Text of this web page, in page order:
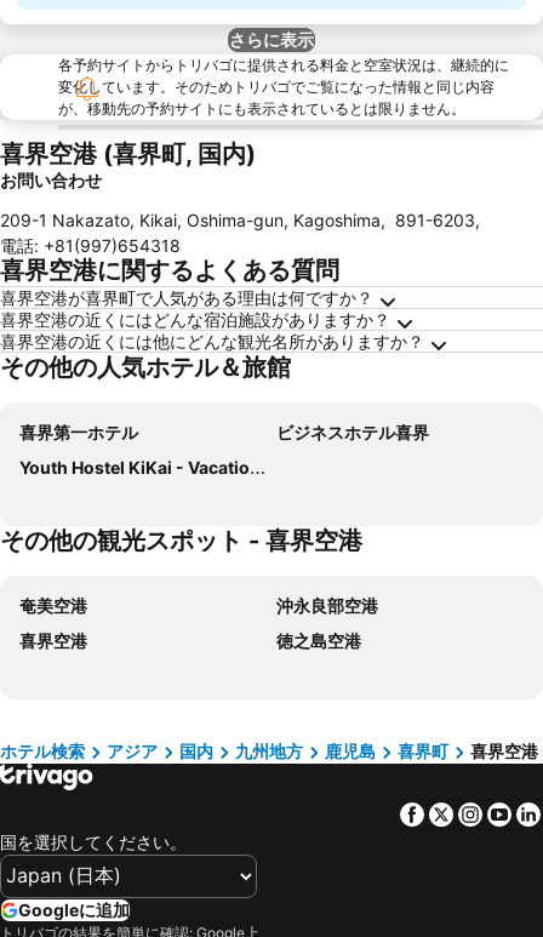
さらに表示
各予約サイトからトリバゴに提供される料金と空室状況は、継続的に
変化しています。そのためトリバゴでご覧になった情報と同じ内容
が、移動先の予約サイトにも表示されているとは限りません。
喜界空港 (喜界町, 国内)
お問い合わせ
209-1 Nakazato, Kikai, Oshima-gun, Kagoshima, 891-6203,
電話: +81(997)654318
喜界空港に関するよくある質問
喜界空港が喜界町で人気がある理由は何ですか？
喜界空港の近くにはどんな宿泊施設がありますか？
喜界空港の近くには他にどんな観光名所がありますか？
その他の人気ホテル＆旅館
喜界第一ホテル
ビジネスホテル喜界
Youth Hostel KiKai - Vacation STAY 56251v
その他の観光スポット - 喜界空港
奄美空港
沖永良部空港
喜界空港
徳之島空港
ホテル検索 アジア 国内 九州地方 鹿児島 喜界町 喜界空港
Facebook
Twitter
国を選択してください。
Googleに追加
トリバゴの結果を簡単に確認: Google上